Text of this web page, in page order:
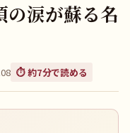
の涙が蘇る名
⏱️ 約7分で読める